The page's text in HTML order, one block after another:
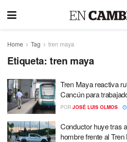
Home Tag tren maya
Etiqueta: tren maya
Tren Maya reactiva
Cancún para
POR JOSÉ LUIS OLMOS
Conductor huye tras
hombre frente al